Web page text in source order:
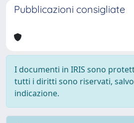
Pubblicazioni consigliate
I documenti in IRIS sono
tutti i diritti sono riservati,
indicazione.